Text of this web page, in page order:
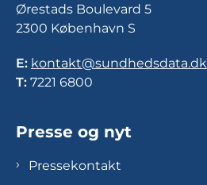
Ørestads Boulevard 5
2300 København S
E: kontakt@sundhedsdata.dk
T: 7221 6800
Presse og nyt
Pressekontakt